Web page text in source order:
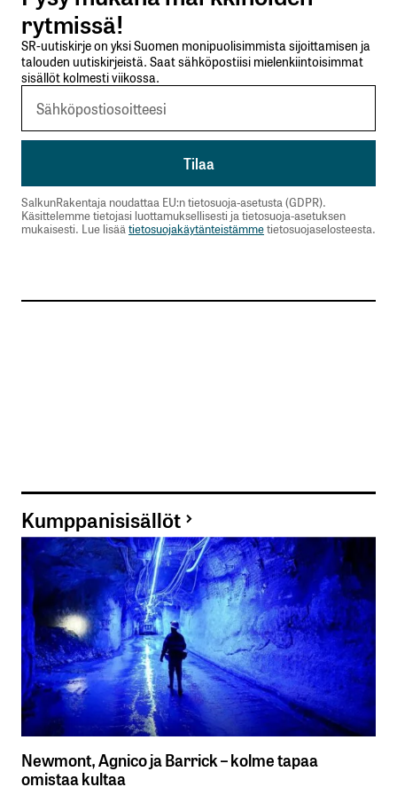
Kommentti*
Nimesi tai nimimerkkisi*
Sähköpostiosoitteesi*
rytmissä!
SR-uutiskirje on yksi Suomen monipuolisimmista sijoittamisen ja
talouden uutiskirjeistä. Saat sähköpostiisi mielenkiintoisimmat
sisällöt kolmesti viikossa.
SalkunRakentaja noudattaa EU:n tietosuoja-asetusta (GDPR).
Käsittelemme tietojasi luottamuksellisesti ja tietosuoja-asetuksen
mukaisesti. Lue lisää tietosuojakäytänteistämmetietosuojaselosteesta.
Kumppanisisällöt
Newmont, Agnico ja Barrick – kolme tapaa
omistaa kultaa